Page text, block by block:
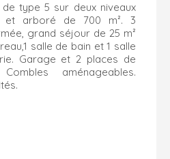
type 5 sur deux niveaux
et arboré de 700 m². 3
grand séjour de 25 m²
salle de bain et 1 salle
Garage et 2 places de
aménageables.